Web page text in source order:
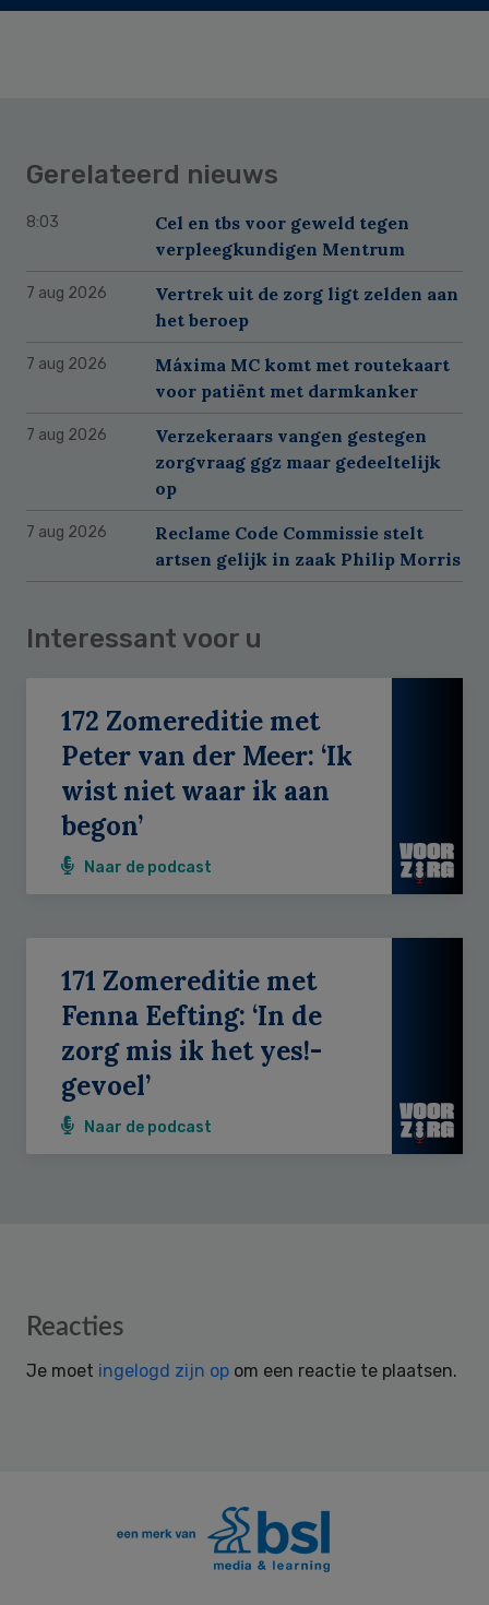
Gerelateerd nieuws
8:03
Cel en tbs voor geweld tegen
verpleegkundigen Mentrum
7 aug 2026
Vertrek uit de zorg ligt zelden aan
het beroep
7 aug 2026
Máxima MC komt met routekaart
voor patiënt met darmkanker
7 aug 2026
Verzekeraars vangen gestegen
zorgvraag ggz maar gedeeltelijk
op
7 aug 2026
Reclame Code Commissie stelt
artsen gelijk in zaak Philip Morris
Interessant voor u
172 Zomereditie met
Peter van der Meer: ‘Ik
wist niet waar ik aan
begon’
Naar de podcast
171 Zomereditie met
Fenna Eefting: ‘In de
zorg mis ik het yes!-
gevoel’
Naar de podcast
Reader
Reacties
Je moet ingelogd zijn op om een reactie te plaatsen.